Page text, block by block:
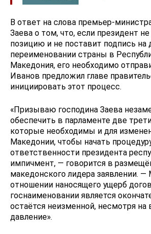
В ответ на слова премьер-
Заева о том, что, если президент
позицию и не поставит подпись на
переименовании страны в
Македония, его необходимо
Иванов предложил главе
инициировать этот процесс.
«Призываю господина Заева
обеспечить в парламенте две
которые необходимы и для
Македонии, чтобы начать
ответственности президента
импичмент, — говорится в
македонского лидера заявлении. —
отношении наносящего ущерб
госнаименовании является
остаётся неизменной, несмотря на
давление».